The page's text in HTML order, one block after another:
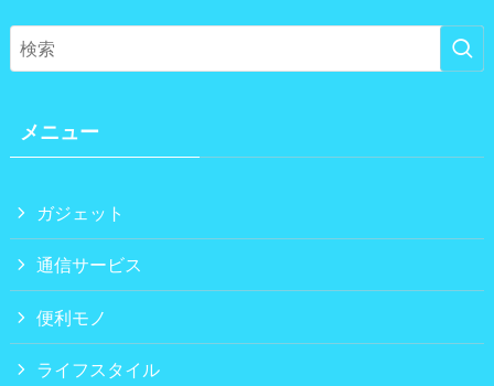
メニュー
ガジェット
通信サービス
便利モノ
ライフスタイル